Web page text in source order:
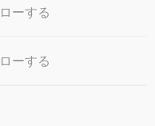
ーする
ーする